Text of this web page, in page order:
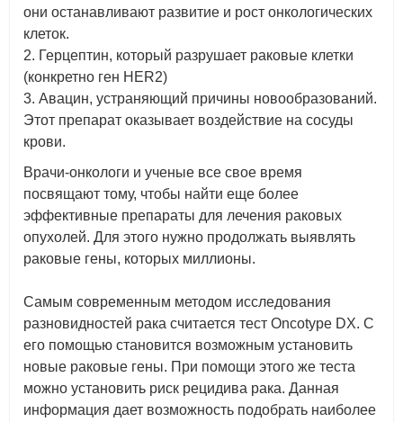
они останавливают развитие и рост онкологических
клеток.
2. Герцептин, который разрушает раковые клетки
(конкретно ген HER2)
3. Авацин, устраняющий причины новообразований.
Этот препарат оказывает воздействие на сосуды
крови.
Врачи-онкологи и ученые все свое время
посвящают тому, чтобы найти еще более
эффективные препараты для лечения раковых
опухолей. Для этого нужно продолжать выявлять
раковые гены, которых миллионы.
Самым современным методом исследования
разновидностей рака считается тест Oncotype DX. С
его помощью становится возможным установить
новые раковые гены. При помощи этого же теста
можно установить риск рецидива рака. Данная
информация дает возможность подобрать наиболее